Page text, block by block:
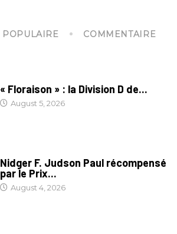
POPULAIRE COMMENTAIRE
« Floraison » : la Division D de...
August 5, 2026
Nidger F. Judson Paul récompensé
par le Prix...
August 4, 2026